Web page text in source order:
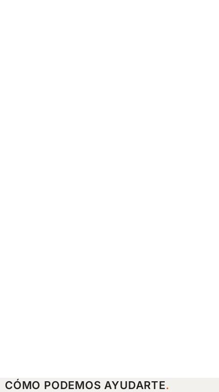
CÓMO PODEMOS AYUDARTE